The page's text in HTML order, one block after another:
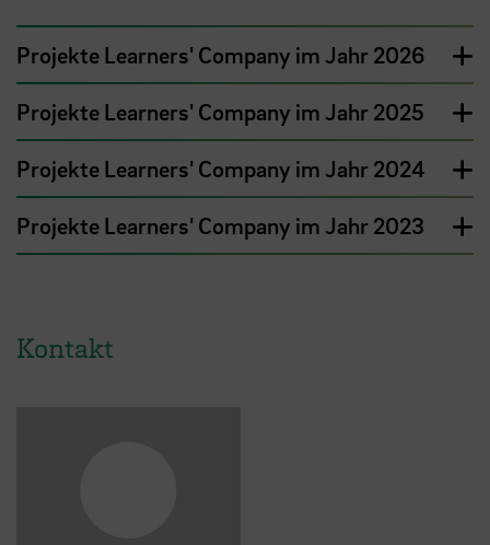
Projekte Learners' Company im Jahr 2026
Projekte Learners' Company im Jahr 2025
Projekte Learners' Company im Jahr 2024
Projekte Learners' Company im Jahr 2023
Kontakt